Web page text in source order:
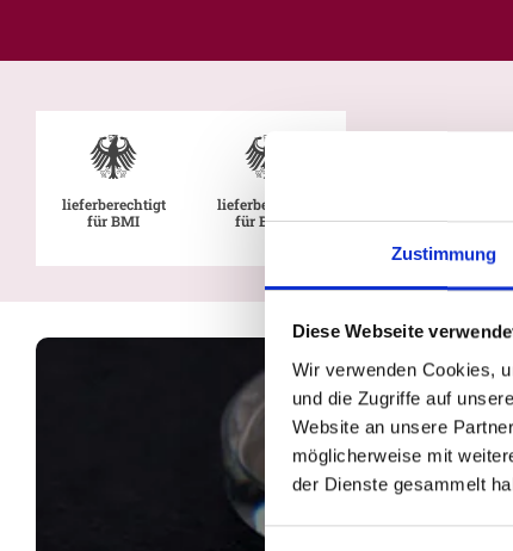
Zustimmung
Diese Webseite
Wir verwenden Cookies,
und die Zugriffe auf
Website an unsere
möglicherweise mit
der Dienste gesammelt
Einwilligungsauswahl
lieferberechtigt
für BMI
lieferberechtigt
für BMVg